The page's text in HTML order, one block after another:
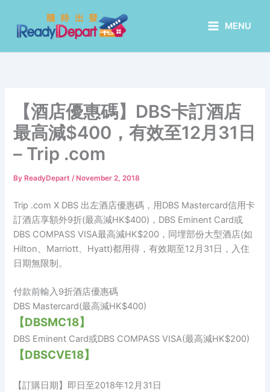
content
MENU
【酒店優惠碼】DBS卡訂酒店
最高減$400，有效至12月31日
– Trip .com
By ReadyDepart/ November 2, 2018
Trip .com X DBS 出左酒店優惠碼，用DBS Mastercard信用卡
訂酒店享額外9折(最高減HK$400)，DBS Eminent Card或
DBS COMPASS VISA最高減HK$200，同埋部份大型酒店(如
Hilton、Marriott、Hyatt)都用得，有效期至12月31日，入住
日期無限制。
付款前輸入9折酒店優惠碼
DBS Mastercard(最高減HK$400)
【DBSMC18】
DBS Eminent Card或DBS COMPASS VISA(最高減HK$200)
【DBSCVE18】
【訂購日期】即日至2018年12月31日